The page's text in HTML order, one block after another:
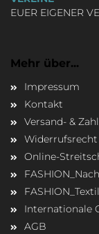
EUER EIGENER
Mehr über...
Impressum
Kontakt
Versand- &
Online-
Internationale
AGB